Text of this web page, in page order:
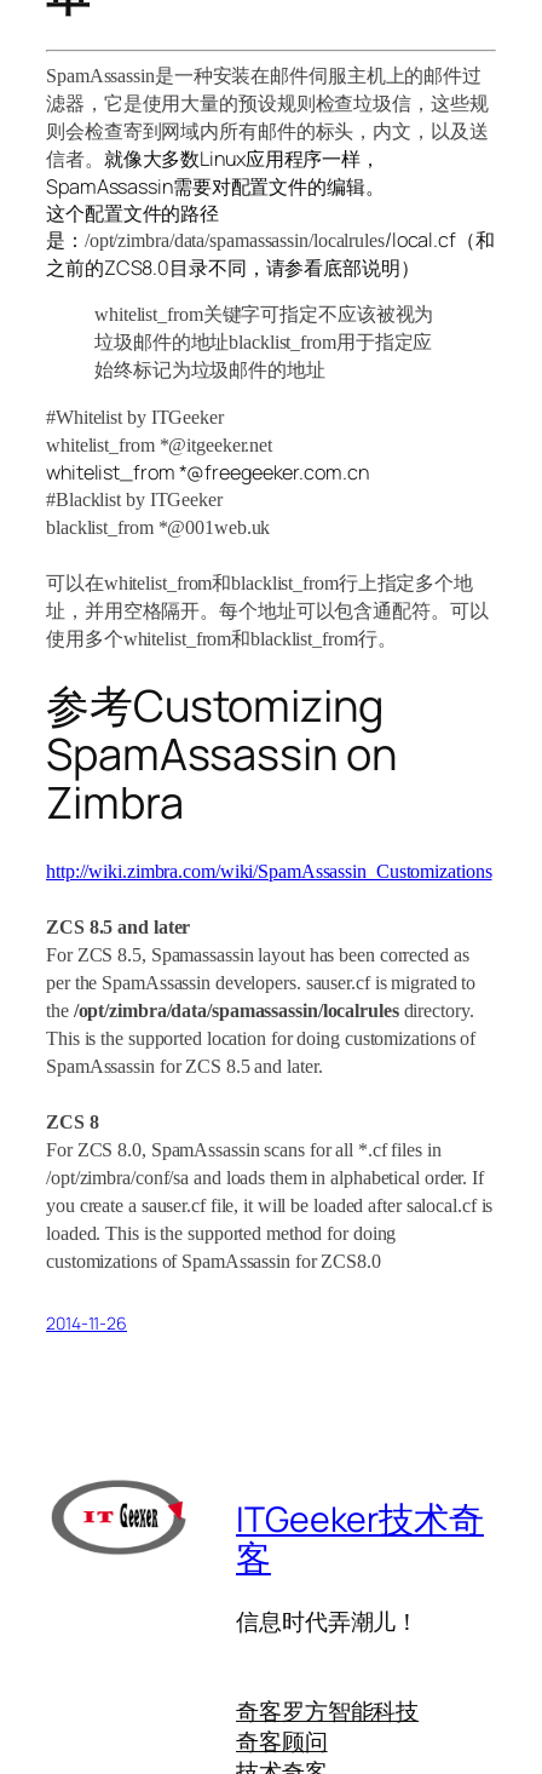
SpamAssassin是一种安装在邮件伺服主机上的邮件过
滤器，它是使用大量的预设规则检查垃圾信，这些规
则会检查寄到网域内所有邮件的标头，内文，以及送
信者。 就像大多数Linux应用程序一样，
SpamAssassin需要对配置文件的编辑。
这个配置文件的路径
是： /opt/zimbra/data/spamassassin/localrules/local.cf（和
之前的ZCS8.0目录不同，请参看底部说明）
whitelist_from关键字可指定不应该被视为
垃圾邮件的地址blacklist_from用于指定应
始终标记为垃圾邮件的地址
#Whitelist by ITGeeker
whitelist_from *@itgeeker.net
whitelist_from *@freegeeker.com.cn
#Blacklist by ITGeeker
blacklist_from *@001web.uk
可以在whitelist_from和blacklist_from行上指定多个地
址，并用空格隔开。每个地址可以包含通配符。可以
使用多个whitelist_from和blacklist_from行。
参考Customizing
SpamAssassin on
Zimbra
http://wiki.zimbra.com/wiki/SpamAssassin_Customizations
ZCS 8.5 and later
For ZCS 8.5, Spamassassin layout has been corrected as
per the SpamAssassin developers. sauser.cf is migrated to
the /opt/zimbra/data/spamassassin/localrulesdirectory.
This is the supported location for doing customizations of
SpamAssassin for ZCS 8.5 and later.
ZCS 8
For ZCS 8.0, SpamAssassin scans for all *.cf files in
/opt/zimbra/conf/sa and loads them in alphabetical order. If
you create a sauser.cf file, it will be loaded after salocal.cf is
loaded. This is the supported method for doing
customizations of SpamAssassin for ZCS8.0
2014-11-26
ITGeeker技术奇
客
信息时代弄潮儿！
奇客罗方智能科技
奇客顾问